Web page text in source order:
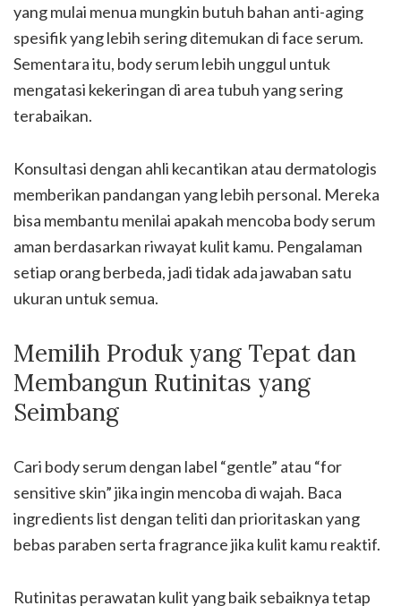
yang mulai menua mungkin butuh bahan anti-aging
spesifik yang lebih sering ditemukan di face serum.
Sementara itu, body serum lebih unggul untuk
mengatasi kekeringan di area tubuh yang sering
terabaikan.
Konsultasi dengan ahli kecantikan atau dermatologis
memberikan pandangan yang lebih personal. Mereka
bisa membantu menilai apakah mencoba body serum
aman berdasarkan riwayat kulit kamu. Pengalaman
setiap orang berbeda, jadi tidak ada jawaban satu
ukuran untuk semua.
Memilih Produk yang Tepat dan
Membangun Rutinitas yang
Seimbang
Cari body serum dengan label “gentle” atau “for
sensitive skin” jika ingin mencoba di wajah. Baca
ingredients list dengan teliti dan prioritaskan yang
bebas paraben serta fragrance jika kulit kamu reaktif.
Rutinitas perawatan kulit yang baik sebaiknya tetap